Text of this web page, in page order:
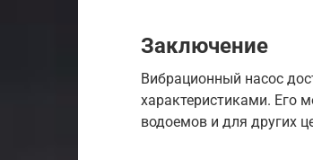
Заключение
Вибрационный насос
характеристиками. Его
водоемов и для других